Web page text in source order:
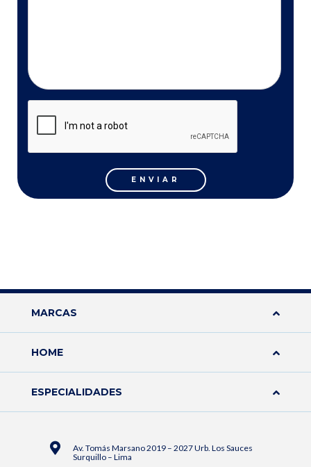
ENVIAR
MARCAS
HOME
ESPECIALIDADES
Av. Tomás Marsano 2019 – 2027 Urb. Los Sauces
Surquillo – Lima